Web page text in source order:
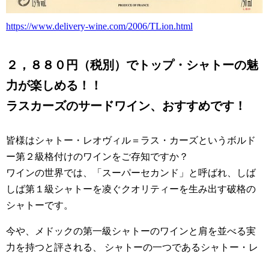
https://www.delivery-wine.com/2006/TLion.html
２，８８０円（税別）でトップ・シャトーの魅
力が楽しめる！！
ラスカーズのサードワイン、おすすめです！
皆様はシャトー・レオヴィル＝ラス・カーズというボルド
ー第２級格付けのワインをご存知ですか？
ワインの世界では、「スーパーセカンド」と呼ばれ、しば
しば第１級シャトーを凌ぐクオリティーを生み出す破格の
シャトーです。
今や、メドックの第一級シャトーのワインと肩を並べる実
力を持つと評される、 シャトーの一つであるシャトー・レ